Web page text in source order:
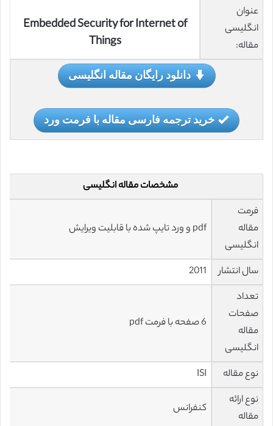
عنوان
انگلیسی
مقاله:
Embedded Security for Internet of
Things
دانلود رایگان مقاله انگلیسی
خرید ترجمه فارسی مقاله با فرمت ورد
مشخصات مقاله انگلیسی
فرمت
مقاله
انگلیسی
pdf و ورد تایپ شده با قابلیت ویرایش
سال انتشار
2011
تعداد
صفحات
مقاله
انگلیسی
6 صفحه با فرمت pdf
نوع مقاله
ISI
نوع ارائه
مقاله
کنفرانس